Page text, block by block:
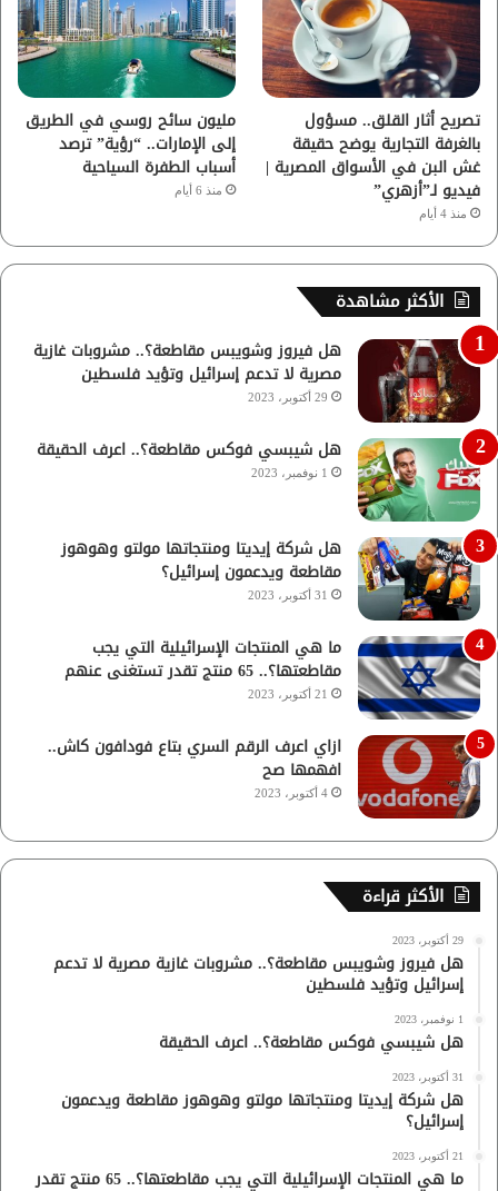
تصريح أثار القلق.. مسؤول
بالغرفة التجارية يوضح حقيقة
غش البن في الأسواق المصرية |
فيديو لـ”أزهري”
منذ 4 أيام
مليون سائح روسي في الطريق
إلى الإمارات.. “رؤية” ترصد
أسباب الطفرة السياحية
منذ 6 أيام
الأكثر مشاهدة
هل فيروز وشويبس مقاطعة؟.. مشروبات غازية
مصرية لا تدعم إسرائيل وتؤيد فلسطين
29 أكتوبر، 2023
هل شيبسي فوكس مقاطعة؟.. اعرف الحقيقة
1 نوفمبر، 2023
هل شركة إيديتا ومنتجاتها مولتو وهوهوز
مقاطعة ويدعمون إسرائيل؟
31 أكتوبر، 2023
ما هي المنتجات الإسرائيلية التي يجب
مقاطعتها؟.. 65 منتج تقدر تستغنى عنهم
21 أكتوبر، 2023
ازاي اعرف الرقم السري بتاع فودافون كاش..
افهمها صح
4 أكتوبر، 2023
الأكثر قراءة
29 أكتوبر، 2023
هل فيروز وشويبس مقاطعة؟.. مشروبات غازية مصرية لا تدعم
إسرائيل وتؤيد فلسطين
1 نوفمبر، 2023
هل شيبسي فوكس مقاطعة؟.. اعرف الحقيقة
31 أكتوبر، 2023
هل شركة إيديتا ومنتجاتها مولتو وهوهوز مقاطعة ويدعمون
إسرائيل؟
21 أكتوبر، 2023
ما هي المنتجات الإسرائيلية التي يجب مقاطعتها؟.. 65 منتج تقدر